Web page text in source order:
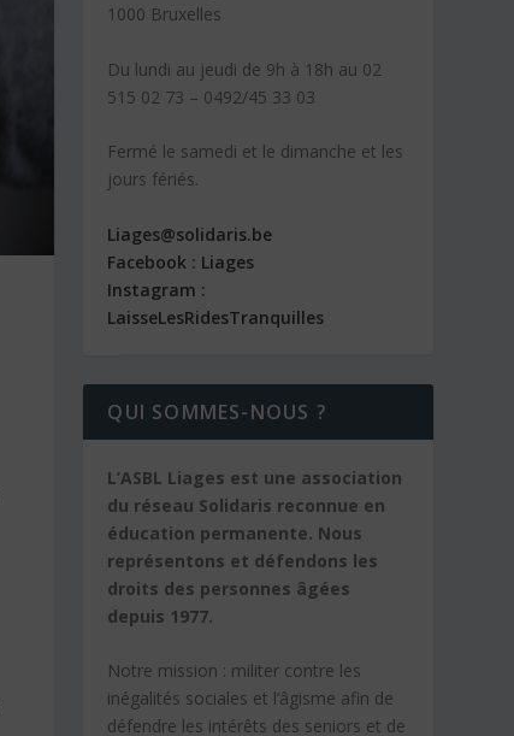
1000 Bruxelles
Du lundi au jeudi de 9h à 18h au 02
515 02 73 – 0492/45 33 03
Fermé le samedi et le dimanche et les
jours fériés.
Liages@solidaris.be
Facebook : Liages
Instagram :
LaisseLesRidesTranquilles
QUI SOMMES-NOUS ?
L’ASBL Liages est une association
du réseau Solidaris reconnue en
éducation permanente. Nous
représentons et défendons les
droits des personnes âgées
depuis 1977.
Notre mission : militer contre les
inégalités sociales et l’âgisme afin de
défendre les intérêts des seniors et de